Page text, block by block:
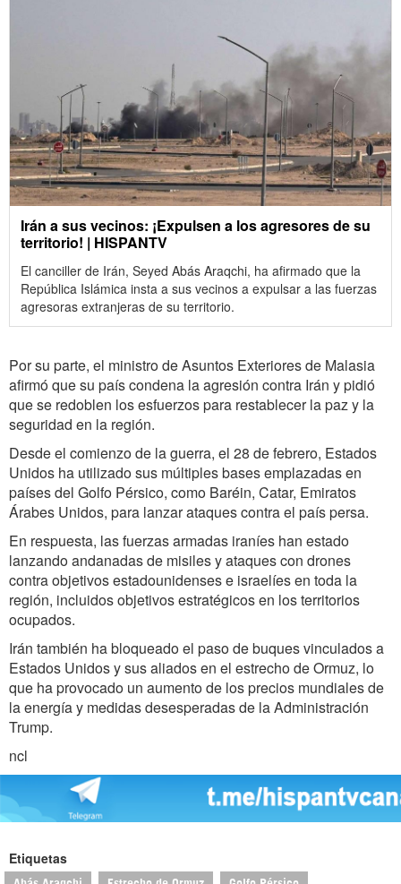
Irán a sus vecinos: ¡Expulsen a los agresores de su
territorio! | HISPANTV
El canciller de Irán, Seyed Abás Araqchi, ha afirmado que la
República Islámica insta a sus vecinos a expulsar a las fuerzas
agresoras extranjeras de su territorio.
Por su parte, el ministro de Asuntos Exteriores de Malasia
afirmó que su país condena la agresión contra Irán y pidió
que se redoblen los esfuerzos para restablecer la paz y la
seguridad en la región.
Desde el comienzo de la guerra, el 28 de febrero, Estados
Unidos ha utilizado sus múltiples bases emplazadas en
países del Golfo Pérsico, como Baréin, Catar, Emiratos
Árabes Unidos, para lanzar ataques contra el país persa.
En respuesta, las fuerzas armadas iraníes han estado
lanzando andanadas de misiles y ataques con drones
contra objetivos estadounidenses e israelíes en toda la
región, incluidos objetivos estratégicos en los territorios
ocupados.
Irán también ha bloqueado el paso de buques vinculados a
Estados Unidos y sus aliados en el estrecho de Ormuz, lo
que ha provocado un aumento de los precios mundiales de
la energía y medidas desesperadas de la Administración
Trump.
ncl
Etiquetas
Abás Araqchi Estrecho de Ormuz Golfo Pérsico